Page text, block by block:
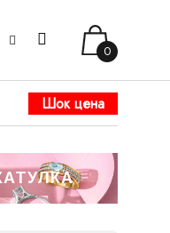
0
Шок цена